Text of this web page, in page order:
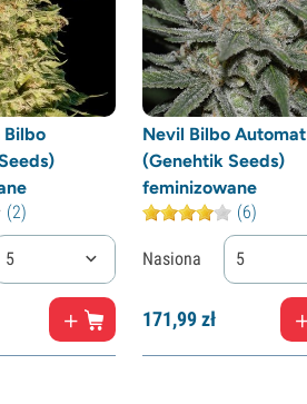
Bilbo
(2)
5
Nevil Bilbo Automat
(Genehtik Seeds)
feminizowane
(6)
Nasiona 5
171,99zł